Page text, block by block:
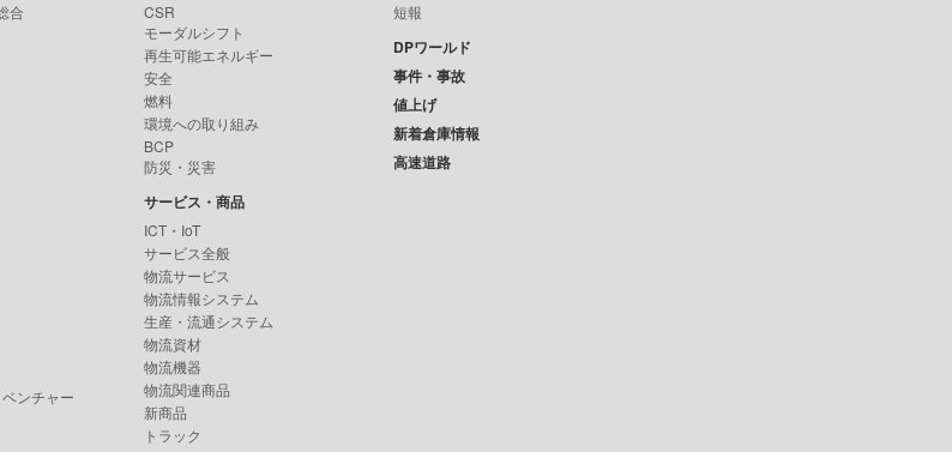
合
ンチャー
CSR
モーダルシフト
再生可能エネルギー
安全
燃料
環境への取り組み
BCP
防災・災害
サービス・商品
ICT・IoT
サービス全般
物流サービス
物流情報システム
生産・流通システム
物流資材
物流機器
物流関連商品
新商品
トラック
短報
DPワールド
事件・事故
値上げ
新着倉庫情報
高速道路